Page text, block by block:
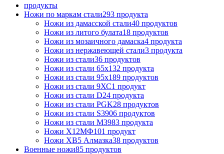
продукты
Ножи по маркам стали293 продукта
Ножи из дамасской стали40 продуктов
Ножи из литого булата18 продуктов
Ножи из мозаичного дамаска4 продукта
Ножи из нержавеющей стали3 продукта
Ножи из стали36 продуктов
Ножи из стали 65х132 продукта
Ножи из стали 95х189 продуктов
Ножи из стали 9ХС1 продукт
Ножи из стали D24 продукта
Ножи из стали PGK28 продуктов
Ножи из стали S3906 продуктов
Ножи из стали М3983 продукта
Ножи Х12МФ101 продукт
Ножи ХВ5 Алмазка38 продуктов
Военные ножи85 продуктов